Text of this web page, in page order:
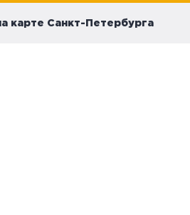
карте Санкт-Петербурга